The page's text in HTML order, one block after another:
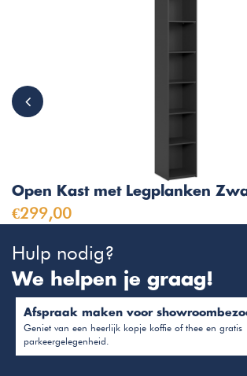
Open Kast met Legplanken
€299,00
Hulp nodig?
We helpen je graag!
Afspraak maken voor
Geniet van een heerlijk kopje koffie of thee en gratis
parkeergelegenheid.